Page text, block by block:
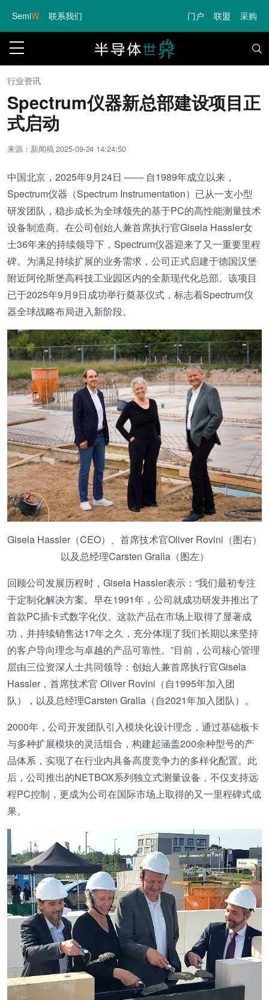
SemiW 联系我们 门户 联盟 采购
行业资讯
Spectrum仪器新总部建设项目正
式启动
来源：新闻稿2025-09-24 14:24:50
中国北京，2025年9月24日 —— 自1989年成立以来，
Spectrum仪器（Spectrum Instrumentation）已从一支小型
研发团队，稳步成长为全球领先的基于PC的高性能测量技术
设备制造商。在公司创始人兼首席执行官Gisela Hassler女
士36年来的持续领导下，Spectrum仪器迎来了又一重要里程
碑。为满足持续扩展的业务需求，公司正式启建于德国汉堡
附近阿伦斯堡高科技工业园区内的全新现代化总部。该项目
已于2025年9月9日成功举行奠基仪式，标志着Spectrum仪
器全球战略布局进入新阶段。
Gisela Hassler（CEO）、首席技术官Oliver Rovini（图右）
以及总经理Carsten Gralla（图左）
回顾公司发展历程时，Gisela Hassler表示：“我们最初专注
于定制化解决方案。早在1991年，公司就成功研发并推出了
首款PC插卡式数字化仪。这款产品在市场上取得了显著成
功，并持续销售达17年之久，充分体现了我们长期以来坚持
的客户导向理念与卓越的产品可靠性。”目前，公司核心管理
层由三位资深人士共同领导：创始人兼首席执行官Gisela
Hassler，首席技术官 Oliver Rovini（自1995年加入团
队），以及总经理Carsten Gralla（自2021年加入团队）。
2000年，公司开发团队引入模块化设计理念，通过基础板卡
与多种扩展模块的灵活组合，构建起涵盖200余种型号的产
品体系，实现了在行业内具备高度竞争力的多样化配置。此
后，公司推出的NETBOX系列独立式测量设备，不仅支持远
程PC控制，更成为公司在国际市场上取得的又一里程碑式成
果。